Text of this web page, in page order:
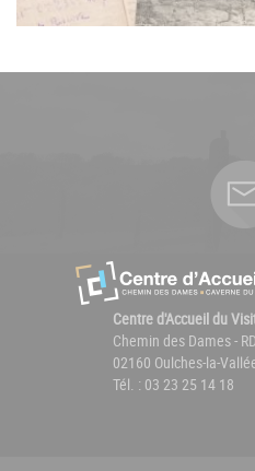
Centre d'Accueil du
Chemin des Dames -
02160 Oulches-la-
Tél. : 03 23 25 14 18